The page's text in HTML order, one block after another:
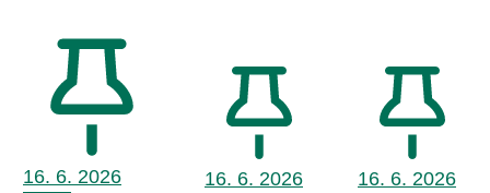
16. 6. 2026 16. 6. 2026 16. 6. 2026